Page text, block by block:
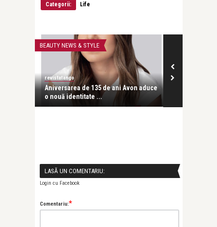
Categorii:
Life
BEAUTY NEWS & STYLE
revistatango
Aniversarea de 135 de ani Avon aduce
o nouă identitate ...
LASĂ UN COMENTARIU:
Login cu Facebook
Comentariu:*